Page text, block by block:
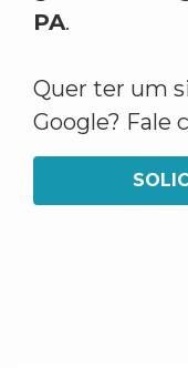
PA.
Quer ter um
Google? Fale